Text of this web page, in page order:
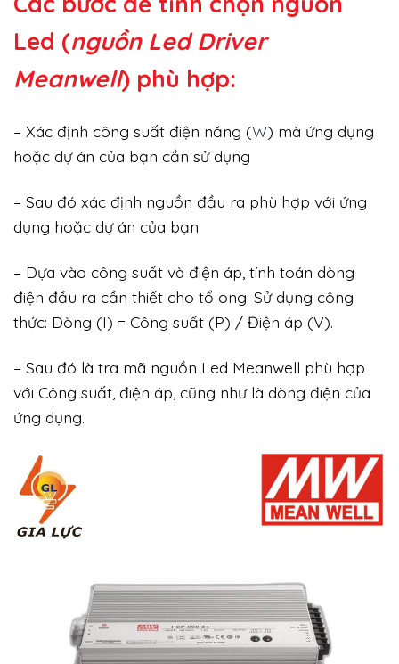
Led (nguồn Led Driver
Meanwell) phù hợp:
– Xác định công suất điện năng (W) mà ứng dụng
hoặc dự án của bạn cần sử dụng
– Sau đó xác định nguồn đầu ra phù hợp với ứng
dụng hoặc dự án của bạn
– Dựa vào công suất và điện áp, tính toán dòng
điện đầu ra cần thiết cho tổ ong. Sử dụng công
thức: Dòng (I) = Công suất (P) / Điện áp (V).
– Sau đó là tra mã nguồn Led Meanwell phù hợp
với Công suất, điện áp, cũng như là dòng điện của
ứng dụng.